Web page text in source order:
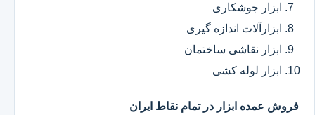
ابزار جوشکاری
ابزارآلات اندازه گیری
ابزار نقاشی ساختمان
ابزار لوله کشی
فروش عمده ابزار در تمام نقاط ایران